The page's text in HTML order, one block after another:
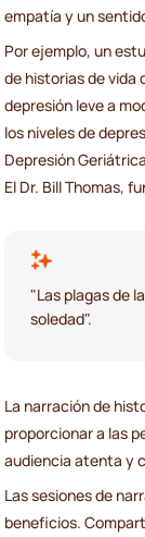
empatía y un
Por ejemplo, un
de historias de vida
depresión leve a
los niveles de
Depresión
El Dr. Bill Thomas,
"Las plagas de
soledad".
La narración de
proporcionar a las
audiencia atenta y
Las sesiones de
beneficios.